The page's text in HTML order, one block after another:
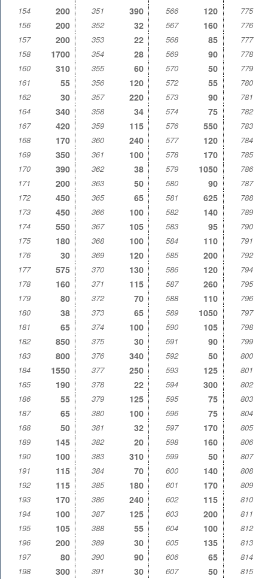
154
200 351 390 566 120
775
156
200 352 32 567 160
776
157
200 353 22 568 85
777
158
1700 354 28 569 90
778
160
310 355 60 570 50
779
161
55 356 120 572 55
780
162
30 357 220 573 90
781
164
340 358 34 574 75
782
167
420 359 115 576 550
783
168
170 360 240 577 120
784
169
350 361 100 578 170
785
170
390 362 38 579 1050
786
171
200 363 50 580 90
787
172
450 365 65 581 625
788
173
450 366 100 582 140
789
174
550 367 105 583 95
790
175
180 368 100 584 110
791
176
30 369 120 585 200
792
177
575 370 130 586 120
794
178
160 371 115 587 260
795
179
80 372 70 588 110
796
180
38 373 65 589 1050
797
181
65 374 100 590 105
798
182
850 375 30 591 90
799
183
800 376 340 592 50
800
184
1550 377 250 593 125
801
185
190 378 22 594 300
802
186
55 379 125 595 75
803
187
65 380 100 596 75
804
188
50 381 32 597 170
805
189
145 382 20 598 160
806
190
100 383 310 599 50
807
191
115 384 70 600 140
808
192
115 385 180 601 170
809
193
170 386 240 602 115
810
194
100 387 125 603 200
811
195
105 388 55 604 100
812
196
200 389 30 605 135
813
197
80 390 90 606 65
814
198
300 391 30 607 50
815